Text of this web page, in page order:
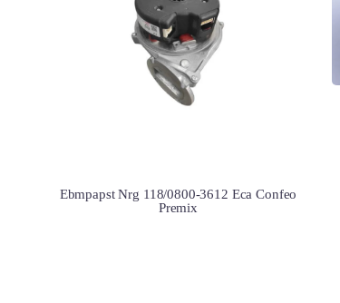
Ebmpapst Nrg 118/0800-3612 Eca Confeo
Premix